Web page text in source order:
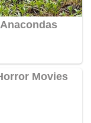
Sarikei, Miri dan
ramai, apa
pilihan raya
menjengah.